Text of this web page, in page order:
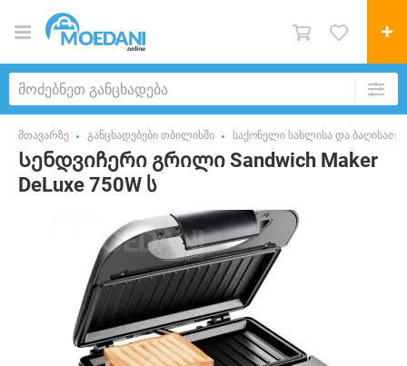
მთავარზე განცხადებები თბილისში საქონელი სახლისა და
Სენდვიჩერი გრილი Sandwich Maker
DeLuxe 750W ს